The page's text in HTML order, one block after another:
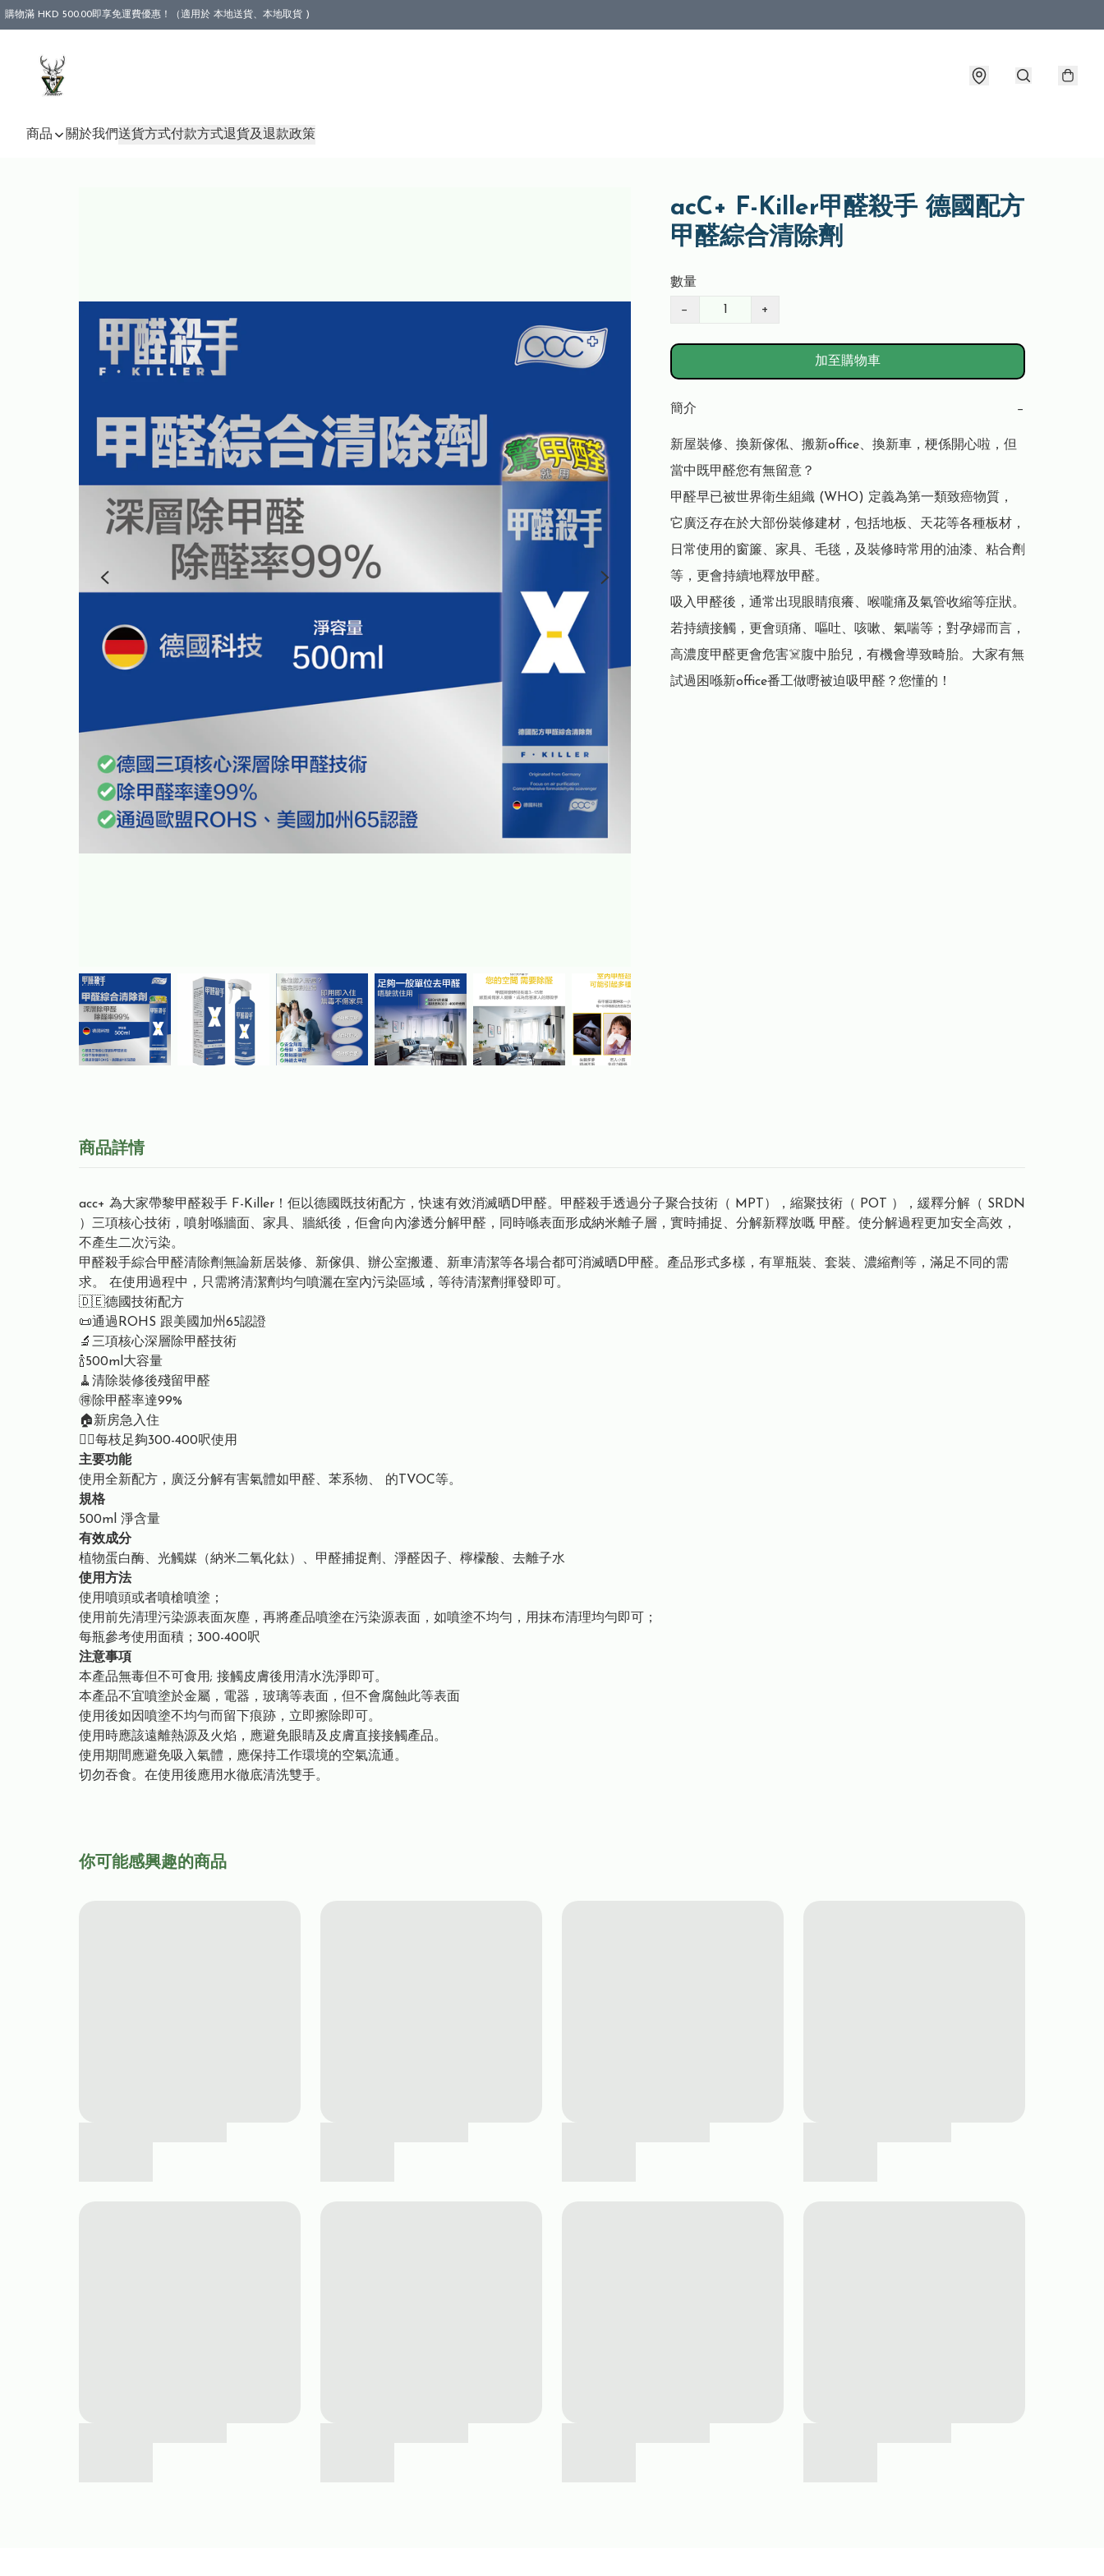
購物滿 HKD 500.00即享免運費優惠！（適用於 本地送貨、本地取貨 )
商品 關於我們送貨方式付款方式退貨及退款政策
acC+ F-Killer甲醛殺手 德國配方
甲醛綜合清除劑
數量
− +
加至購物車
簡介 −
新屋裝修、換新傢俬、搬新office、換新車，梗係開心啦，但
當中既甲醛您有無留意？
甲醛早已被世界衛生組織 (WHO) 定義為第一類致癌物質，
它廣泛存在於大部份裝修建材，包括地板、天花等各種板材，
日常使用的窗簾、家具、毛毯，及裝修時常用的油漆、粘合劑
等，更會持續地釋放甲醛。
吸入甲醛後，通常出現眼睛痕癢、喉嚨痛及氣管收縮等症狀。
若持續接觸，更會頭痛、嘔吐、咳嗽、氣喘等；對孕婦而言，
高濃度甲醛更會危害☠️腹中胎兒，有機會導致畸胎。大家有無
試過困喺新office番工做嘢被迫吸甲醛？您懂的！
商品詳情
acc+ 為大家帶黎甲醛殺手 F-Killer！佢以德國既技術配方，快速有效消滅晒D甲醛。甲醛殺手透過分子聚合技術（ MPT），縮聚技術（ POT ），緩釋分解（ SRDN
）三項核心技術，噴射喺牆面、家具、牆紙後，佢會向內滲透分解甲醛，同時喺表面形成納米離子層，實時捕捉、分解新釋放嘅 甲醛。使分解過程更加安全高效，
不產生二次污染。
甲醛殺手綜合甲醛清除劑無論新居裝修、新傢俱、辦公室搬遷、新車清潔等各場合都可消滅晒D甲醛。產品形式多樣，有單瓶裝、套裝、濃縮劑等，滿足不同的需
求。 在使用過程中，只需將清潔劑均勻噴灑在室內污染區域，等待清潔劑揮發即可。
🇩🇪德國技術配方
📜通過ROHS 跟美國加州65認證
🔬三項核心深層除甲醛技術
🍾500ml大容量
🧹清除裝修後殘留甲醛
🉐除甲醛率達99%
🏠新房急入住
👍🏻每枝足夠300-400呎使用
主要功能
使用全新配方，廣泛分解有害氣體如甲醛、苯系物、 的TVOC等。
規格
500ml 淨含量
有效成分
植物蛋白酶、光觸媒（納米二氧化鈦）、甲醛捕捉劑、淨醛因子、檸檬酸、去離子水
使用方法
使用噴頭或者噴槍噴塗；
使用前先清理污染源表面灰塵，再將產品噴塗在污染源表面，如噴塗不均勻，用抹布清理均勻即可；
每瓶參考使用面積；300-400呎
注意事項
本產品無毒但不可食用; 接觸皮膚後用清水洗淨即可。
本產品不宜噴塗於金屬，電器，玻璃等表面，但不會腐蝕此等表面
使用後如因噴塗不均勻而留下痕跡，立即擦除即可。
使用時應該遠離熱源及火焰，應避免眼睛及皮膚直接接觸產品。
使用期間應避免吸入氣體，應保持工作環境的空氣流通。
切勿吞食。在使用後應用水徹底清洗雙手。
你可能感興趣的商品